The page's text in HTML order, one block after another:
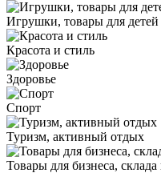
Игрушки, товары для детей
Красота и стиль
Здоровье
Спорт
Туризм, активный отдых
Товары для бизнеса,